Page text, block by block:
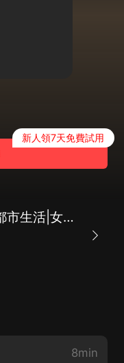
新人領7天免費試用
贅婿小相師|都市|都市生活|女婿文|逆襲|AI專輯
8min